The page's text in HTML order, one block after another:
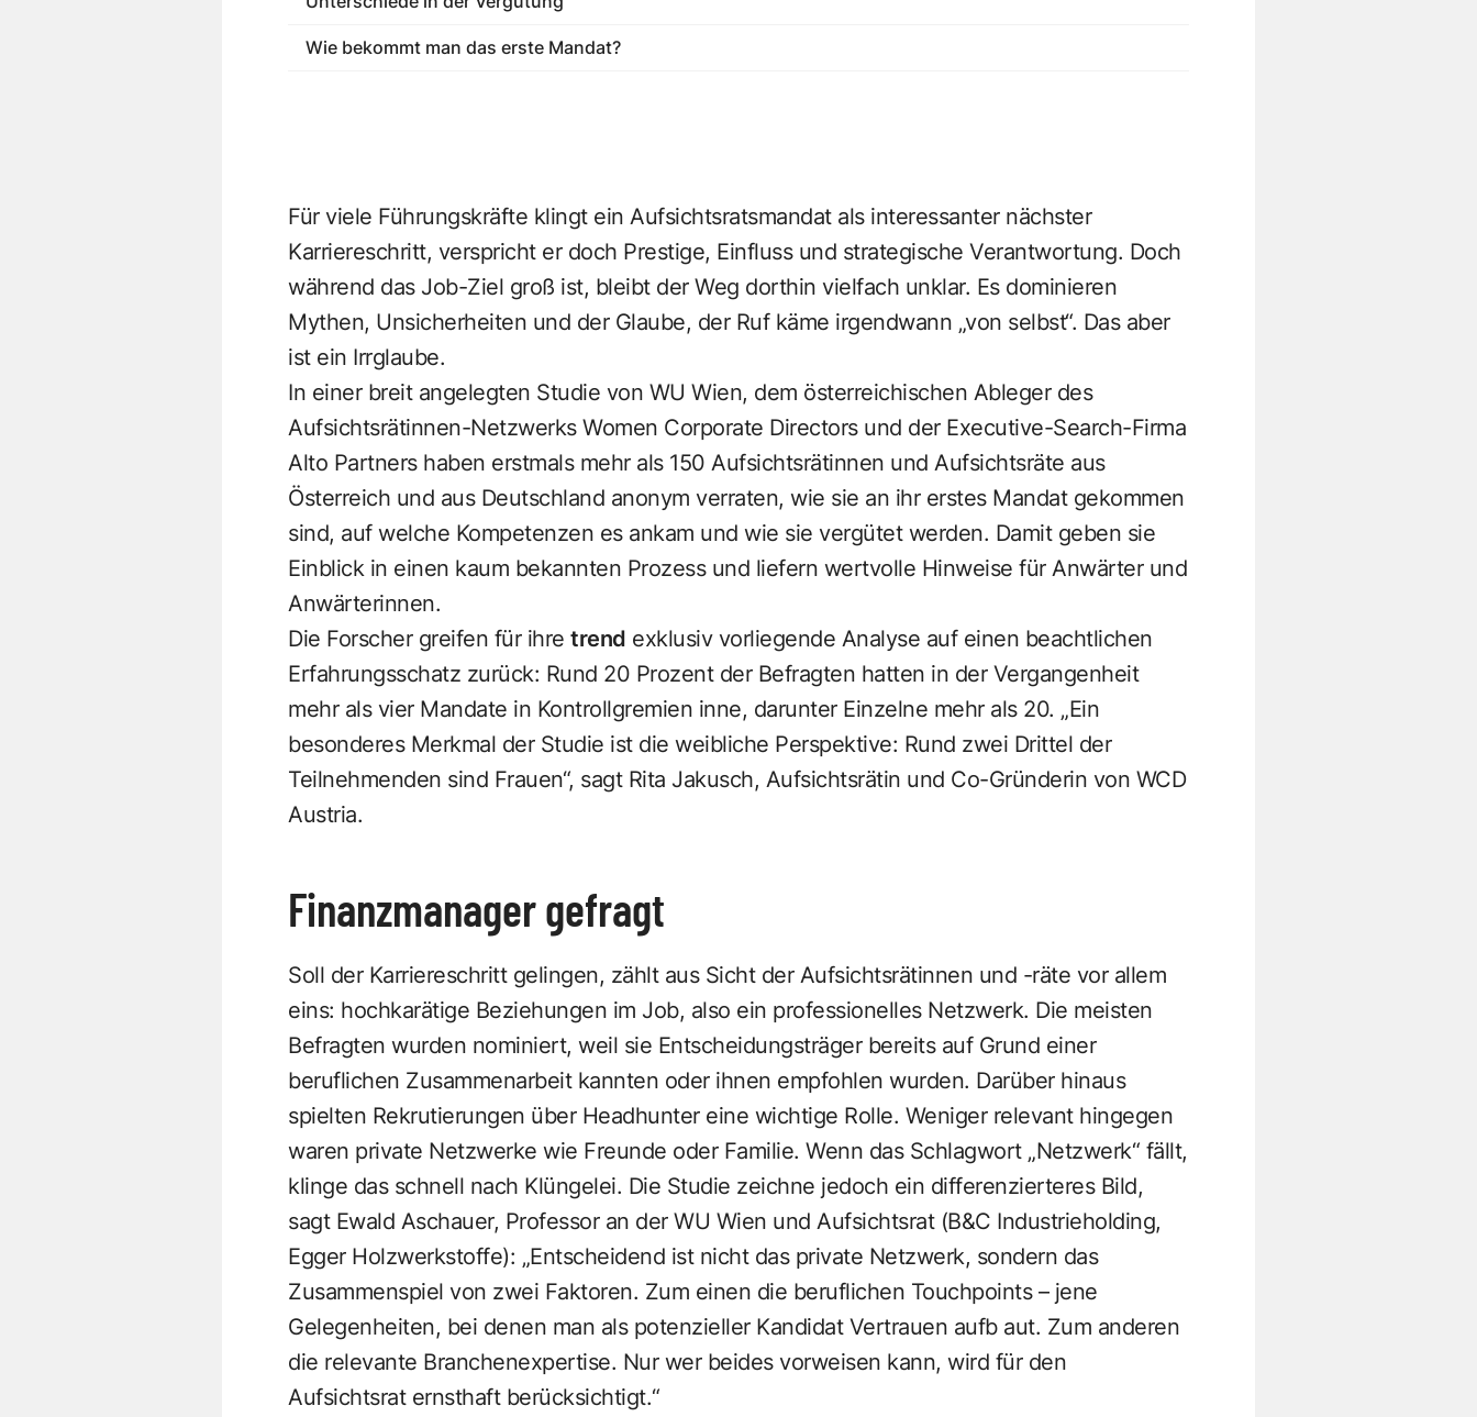
Wie bekommt man das erste Mandat?
Für viele Führungskräfte klingt ein Aufsichtsratsmandat als interessanter nächster
Karriereschritt, verspricht er doch Prestige, Einfluss und strategische Verantwortung. Doch
während das Job-Ziel groß ist, bleibt der Weg dorthin vielfach unklar. Es dominieren
Mythen, Unsicherheiten und der Glaube, der Ruf käme irgendwann „von selbst“. Das aber
ist ein Irrglaube.
In einer breit angelegten Studie von WU Wien, dem österreichischen Ableger des
Aufsichtsrätinnen-Netzwerks Women Corporate Directors und der Executive-Search-Firma
Alto Partners haben erstmals mehr als 150 Aufsichtsrätinnen und Aufsichtsräte aus
Österreich und aus Deutschland anonym verraten, wie sie an ihr erstes Mandat gekommen
sind, auf welche Kompetenzen es ankam und wie sie vergütet werden. Damit geben sie
Einblick in einen kaum bekannten Prozess und liefern wertvolle Hinweise für Anwärter und
Anwärterinnen.
Die Forscher greifen für ihre trend exklusiv vorliegende Analyse auf einen beachtlichen
Erfahrungsschatz zurück: Rund 20 Prozent der Befragten hatten in der Vergangenheit
mehr als vier Mandate in Kontrollgremien inne, darunter Einzelne mehr als 20. „Ein
besonderes Merkmal der Studie ist die weibliche Perspektive: Rund zwei Drittel der
Teilnehmenden sind Frauen“, sagt Rita Jakusch, Aufsichtsrätin und Co-Gründerin von WCD
Austria.
Finanzmanager gefragt
Soll der Karriereschritt gelingen, zählt aus Sicht der Aufsichtsrätinnen und -räte vor allem
eins: hochkarätige Beziehungen im Job, also ein professionelles Netzwerk. Die meisten
Befragten wurden nominiert, weil sie Entscheidungsträger bereits auf Grund einer
beruflichen Zusammenarbeit kannten oder ihnen empfohlen wurden. Darüber hinaus
spielten Rekrutierungen über Headhunter eine wichtige Rolle. Weniger relevant hingegen
waren private Netzwerke wie Freunde oder Familie. Wenn das Schlagwort „Netzwerk“ fällt,
klinge das schnell nach Klüngelei. Die Studie zeichne jedoch ein differenzierteres Bild,
sagt Ewald Aschauer, Professor an der WU Wien und Aufsichtsrat (B&C Industrieholding,
Egger Holzwerkstoffe): „Entscheidend ist nicht das private Netzwerk, sondern das
Zusammenspiel von zwei Faktoren. Zum einen die beruflichen Touchpoints – jene
Gelegenheiten, bei denen man als potenzieller Kandidat Vertrauen aufb aut. Zum anderen
die relevante Branchenexpertise. Nur wer beides vorweisen kann, wird für den
Aufsichtsrat ernsthaft berücksichtigt.“